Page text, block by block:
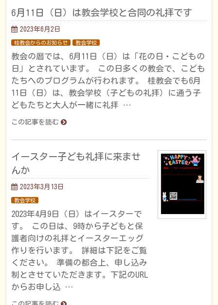
6月11日（日）は教会学校と合同の礼拝です
2023年6月2日
桂教会からのお知らせ 教会学校
教会の暦では、6月11日（日）は「花の日・こどもの
日」とされています。 この日多くの教会で、こども
たちへのプログラムが行われます。 桂教会でも6月
11日（日）は、教会学校（子どもの礼拝）に通う子
どもたちと大人が一緒に礼拝 …
この記事を読む
イースター子ども礼拝に来ませ
んか
2023年3月13日
教会学校
2023年4月9日（日）はイースターで
す。 この日は、9時から子どもと保
護者向けの礼拝とイースターエッグ
作りを行います。 詳細は下記をご覧
ください。 準備の都合上、申し込み
制とさせていただきます。下記のURL
からお申し込 …